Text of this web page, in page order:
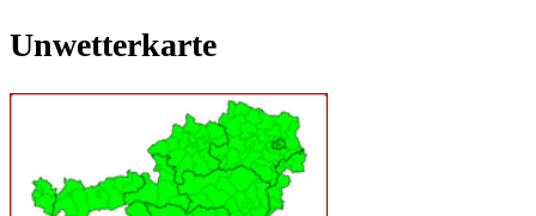
Unwetterkarte